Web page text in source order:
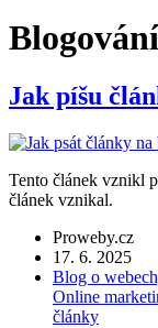
Blogování
Jak píšu
Tento článek vznikl
článek vznikal.
Proweby.cz
17. 6. 2025
Blog o
Online
články